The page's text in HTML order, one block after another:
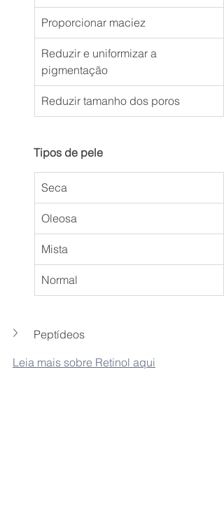
Proporcionar maciez
Reduzir e uniformizar a
pigmentação
Reduzir tamanho dos poros
Tipos de pele
Seca
Oleosa
Mista
Normal
Peptídeos
Leia mais sobre Retinol aqui